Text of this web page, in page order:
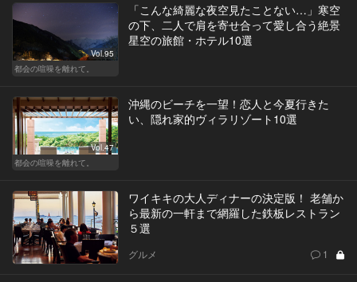
Vol.95
都会の喧噪を離れて。
「こんな綺麗な夜空見たことない…」寒空
の下、二人で肩を寄せ合って愛し合う絶景
星空の旅館・ホテル10選
Vol.47
都会の喧噪を離れて。
沖縄のビーチを一望！恋人と今夏行きた
い、隠れ家的ヴィラリゾート10選
ワイキキの大人ディナーの決定版！ 老舗か
ら最新の一軒まで網羅した鉄板レストラン
５選
グルメ 1